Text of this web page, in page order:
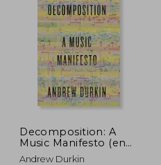
45%
dcto. $
Decomposition: A
Music Manifesto (en
Inglés)
Andrew Durkin